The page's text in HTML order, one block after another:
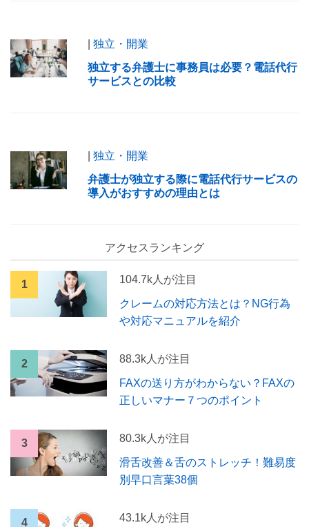
独立・開業
独立する弁護士に事務員は必要？電話代行
サービスとの比較
独立・開業
弁護士が独立する際に電話代行サービスの
導入がおすすめの理由とは
アクセスランキング
104.7k人が注目
クレームの対応方法とは？NG行為
や対応マニュアルを紹介
88.3k人が注目
FAXの送り方がわからない？FAXの
正しいマナー７つのポイント
80.3k人が注目
滑舌改善＆舌のストレッチ！難易度
別早口言葉38個
43.1k人が注目